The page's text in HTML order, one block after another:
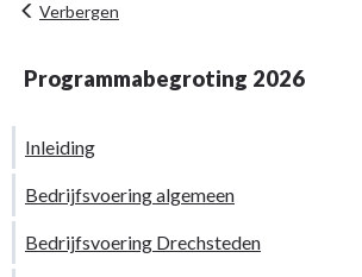
Verbergen
Programmabegroting 2026
Inleiding
Bedrijfsvoering algemeen
Bedrijfsvoering Drechsteden